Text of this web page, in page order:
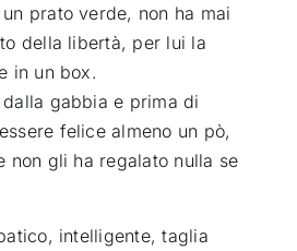
prato verde, non ha mai
della libertà, per lui la
in un box.
gabbia e prima di
felice almeno un pò,
non gli ha regalato nulla se
intelligente, taglia